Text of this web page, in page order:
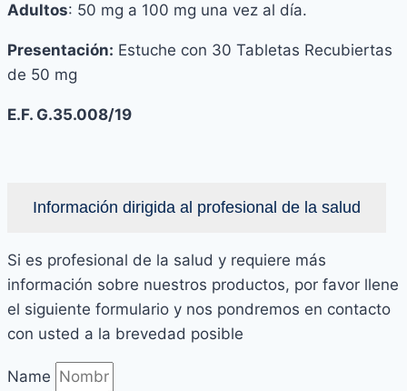
Adultos: 50 mg a 100 mg una vez al día.
Presentación: Estuche con 30 Tabletas Recubiertas
de 50 mg
E.F. G.35.008/19
Información dirigida al profesional de la salud
Si es profesional de la salud y requiere más
información sobre nuestros productos, por favor llene
el siguiente formulario y nos pondremos en contacto
con usted a la brevedad posible
Name